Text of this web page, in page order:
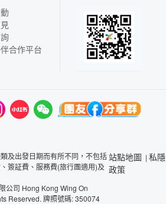
合作平台
及出發日期而有所不同，不包括
簽証費、服務費(旅行團適用)及
公司 Hong Kong Wing On
Reserved. 牌照號碼: 350074
站點地圖 | 私隱
政策